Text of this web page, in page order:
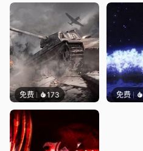
免费 173 免费